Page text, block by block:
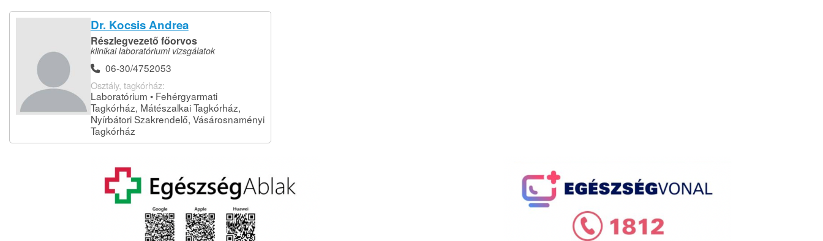
Dr. Kocsis Andrea
Részlegvezető főorvos
klinikai laboratóriumi vizsgálatok
06-30/4752053
Osztály, tagkórház:
Laboratórium • Fehérgyarmati
Tagkórház, Mátészalkai Tagkórház,
Nyírbátori Szakrendelő, Vásárosnaményi
Tagkórház